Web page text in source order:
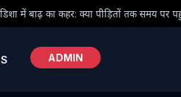
तक समय पर पहुंच पाएगी राहत? ●
ADMIN